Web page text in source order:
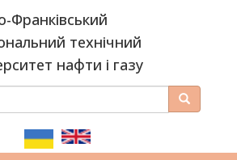
Франківський
технічний
нафти і газу
Пошук